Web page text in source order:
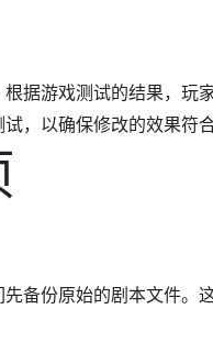
据游戏测试的结果，玩
，以确保修改的效果符合
备份原始的剧本文件。